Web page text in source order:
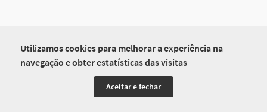
Utilizamos cookies para melhorar a experiência na
navegação e obter estatísticas das visitas
Aceitar e fechar